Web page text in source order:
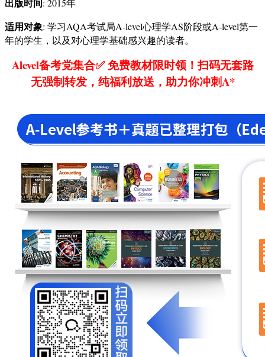
: 2015年
适用对象: 学习AQA考试局A-level心理学AS阶段或A-level第一
年的学生，以及对心理学基础感兴趣的读者。
Alevel备考党集合✅ 免费教材限时领！扫码无套路
无强制转发，纯福利放送，助力你冲刺A*